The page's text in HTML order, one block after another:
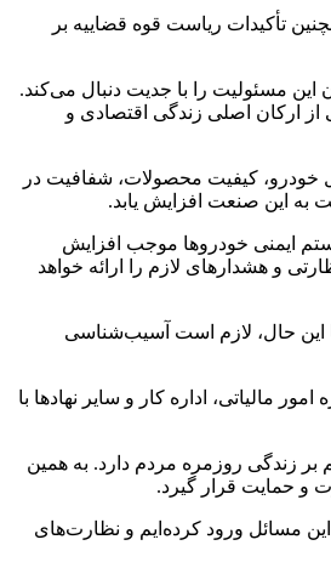
تأکیدات ریاست قوه قضاییه بر
این مسئولیت را با جدیت دنبال می‌کند.
ارکان اصلی زندگی اقتصادی و
خودرو، کیفیت محصولات، شفافیت در
به این صنعت افزایش یابد.
ایمنی خودروها موجب افزایش
و هشدارهای لازم را ارائه خواهد
این حال، لازم است آسیب‌شناسی
مالیاتی، اداره کار و سایر نهادها با
زندگی روزمره مردم دارد. به همین
و حمایت قرار گیرد.
این مسائل ورود کرده‌ایم و نظارت‌های